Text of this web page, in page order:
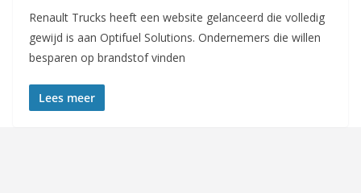
Renault Trucks heeft een website gelanceerd die volledig
gewijd is aan Optifuel Solutions. Ondernemers die willen
besparen op brandstof vinden
Lees meer